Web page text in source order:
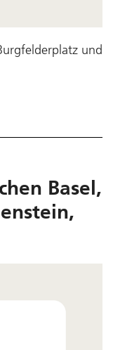
und
Basel,